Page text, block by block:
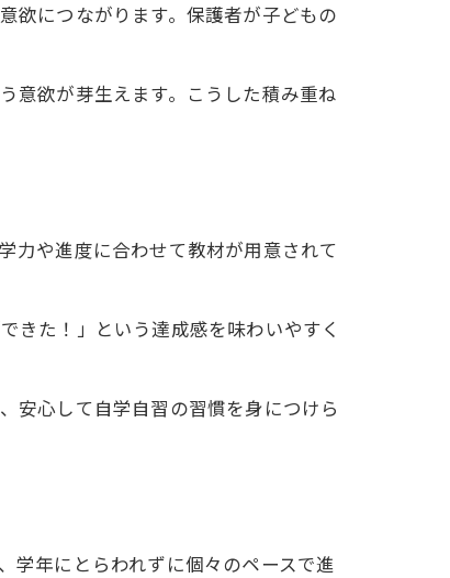
欲につながります。保護者が子どもの
意欲が芽生えます。こうした積み重ね
力や進度に合わせて教材が用意されて
きた！」という達成感を味わいやすく
安心して自学自習の習慣を身につけら
学年にとらわれずに個々のペースで進